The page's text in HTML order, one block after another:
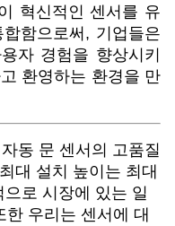
혁신적인 센서를 유
함으로써, 기업들은
자 경험을 향상시키
환영하는 환경을 만
동 문 센서의 고품질
대 설치 높이는 최대
로 시장에 있는 일
우리는 센서에 대